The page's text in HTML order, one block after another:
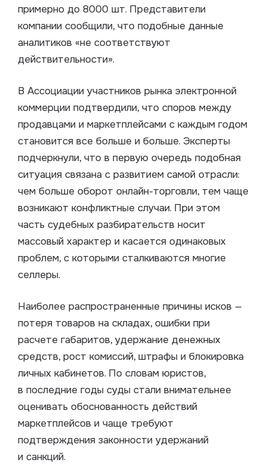
примерно до 8000 шт. Представители
компании сообщили, что подобные данные
аналитиков «не соответствуют
действительности».
В Ассоциации участников рынка электронной
коммерции подтвердили, что споров между
продавцами и маркетплейсами с каждым годом
становится все больше и больше. Эксперты
подчеркнули, что в первую очередь подобная
ситуация связана с развитием самой отрасли:
чем больше оборот онлайн-торговли, тем чаще
возникают конфликтные случаи. При этом
часть судебных разбирательств носит
массовый характер и касается одинаковых
проблем, с которыми сталкиваются многие
селлеры.
Наиболее распространенные причины исков —
потеря товаров на складах, ошибки при
расчете габаритов, удержание денежных
средств, рост комиссий, штрафы и блокировка
личных кабинетов. По словам юристов,
в последние годы суды стали внимательнее
оценивать обоснованность действий
маркетплейсов и чаще требуют
подтверждения законности удержаний
и санкций.